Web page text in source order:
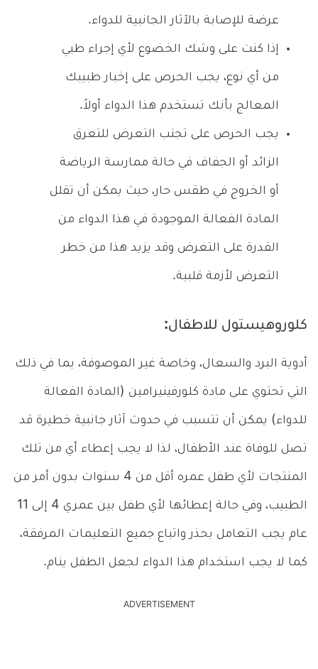
عرضة للإصابة بالآثار الجانبية للدواء.
إذا كنت على وشك الخضوع لأي إجراء طبي
من أي نوع، يجب الحرص على إخبار طبيبك
المعالج بأنك تستخدم هذا الدواء أولاً.
يجب الحرص على تجنب التعرض للتعرق
الزائد أو الجفاف في حالة ممارسة الرياضة
أو الخروج في طقس حار، حيث يمكن أن تقلل
المادة الفعالة الموجودة في هذا الدواء من
القدرة على التعرض وقد يزيد هذا من خطر
التعرض لأزمة قلبية.
كلوروهيستول للاطفال:
أدوية البرد والسعال، وخاصة غير الموصوفة، بما في ذلك
التي تحتوي على مادة كلورفينيرامين (المادة الفعالة
للدواء) يمكن أن تتسبب في حدوث آثار جانبية خطيرة قد
تصل للوفاة عند الأطفال، لذا لا يجب إعطاء أي من تلك
المنتجات لأي طفل عمره أقل من 4 سنوات بدون أمر من
الطبيب، وفي حالة إعطائها لأي طفل بين عمري 4 إلى 11
عام يجب التعامل بحذر واتباع جميع التعليمات المرفقة،
كما لا يجب استخدام هذا الدواء لجعل الطفل ينام.
ADVERTISEMENT